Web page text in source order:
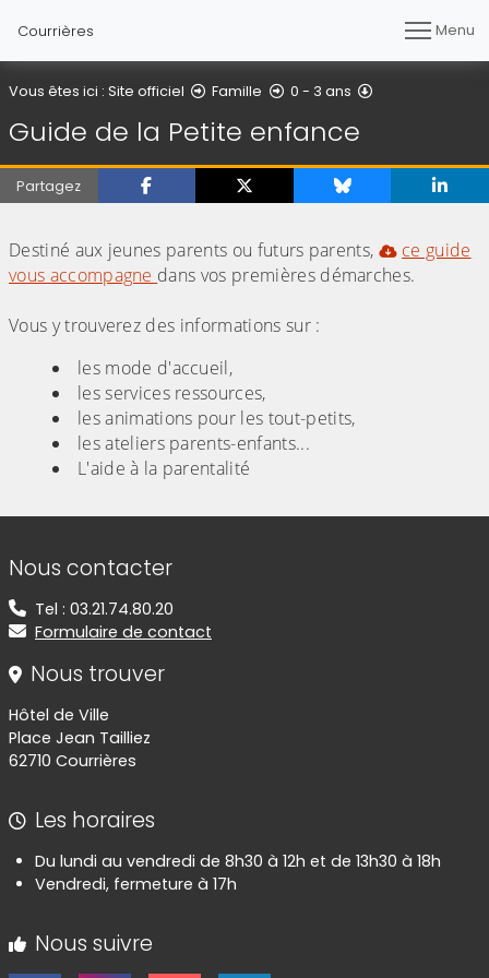
Courrières Menu
Vous êtes ici : Site officiel Famille 0 - 3 ans
Guide de la Petite enfance
Partagez
Destiné aux jeunes parents ou futurs parents,
ce guide
vous accompagne dans vos premières démarches.
Vous y trouverez des informations sur :
les mode d'accueil,
les services ressources,
les animations pour les tout-petits,
les ateliers parents-enfants...
L'aide à la parentalité
Informations de contact
Nous contacter
Tel : 03.21.74.80.20
Formulaire de contact
Nous trouver
Hôtel de Ville
Place Jean Tailliez
62710 Courrières
Les horaires
Du lundi au vendredi de 8h30 à 12h et de 13h30 à 18h
Vendredi, fermeture à 17h
Nous suivre